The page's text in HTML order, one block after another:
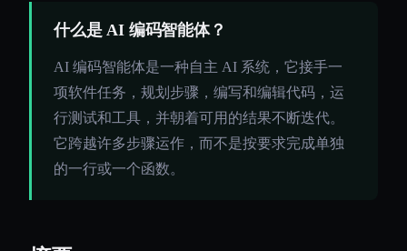
什么是 AI 编码智能体？
AI 编码智能体是一种自主 AI 系统，它接手一
项软件任务，规划步骤，编写和编辑代码，运
行测试和工具，并朝着可用的结果不断迭代。
它跨越许多步骤运作，而不是按要求完成单独
的一行或一个函数。